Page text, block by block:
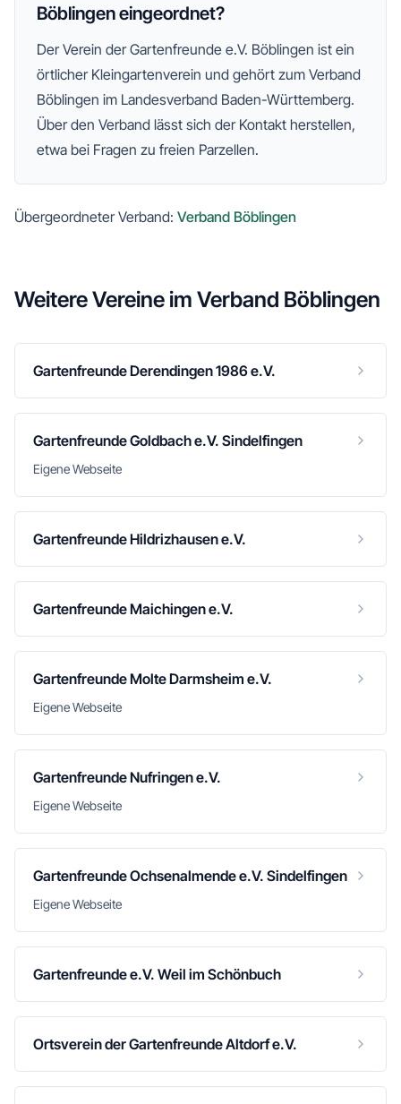
Böblingen eingeordnet?
DerVerein der Gartenfreunde e.V. Böblingen ist ein
örtlicher Kleingartenverein und gehört zum Verband
Böblingen im Landesverband Baden-Württemberg.
Über den Verband lässt sich der Kontakt herstellen,
etwa bei Fragen zu freien Parzellen.
Übergeordneter Verband: Verband Böblingen
Weitere Vereine im Verband Böblingen
Gartenfreunde Derendingen 1986 e.V.
Gartenfreunde Goldbach e.V. Sindelfingen
Eigene Webseite
Gartenfreunde Hildrizhausen e.V.
Gartenfreunde Maichingen e.V.
Gartenfreunde Molte Darmsheim e.V.
Eigene Webseite
Gartenfreunde Nufringen e.V.
Eigene Webseite
Gartenfreunde Ochsenalmende e.V. Sindelfingen
Eigene Webseite
Gartenfreunde e.V. Weil im Schönbuch
Ortsverein der Gartenfreunde Altdorf e.V.